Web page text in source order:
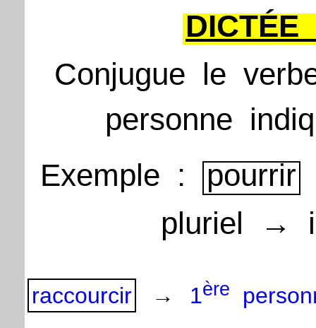
DICTÉE
Conjugue le
personne
Exemple :
pourrir
pluriel
→
raccourcir → 1ère